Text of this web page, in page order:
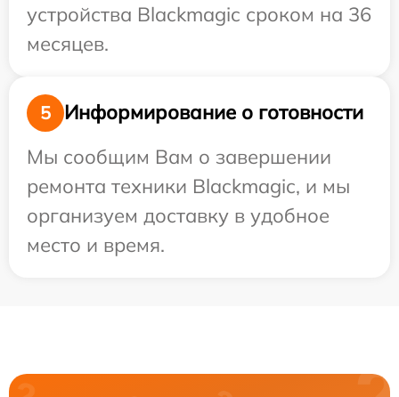
устройства Blackmagic сроком на 36
месяцев.
5
Информирование о готовности
Мы сообщим Вам о завершении
ремонта техники Blackmagic, и мы
организуем доставку в удобное
место и время.